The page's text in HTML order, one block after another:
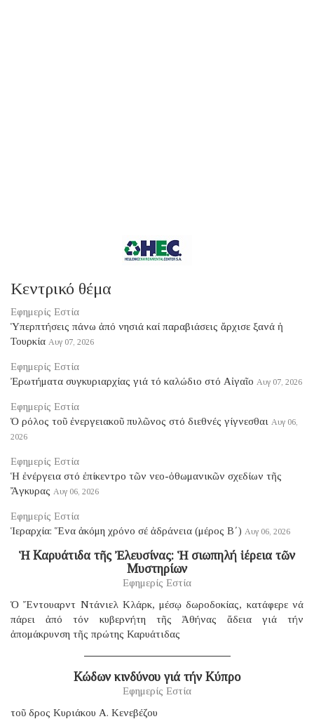
Κεντρικό θέμα
Εφημερίς Εστία
Ὑπερπτήσεις πάνω ἀπό νησιά καί παραβιάσεις ἄρχισε ξανά ἡ
Τουρκία Αυγ 07, 2026
Εφημερίς Εστία
Ἐρωτήματα συγκυριαρχίας γιά τό καλώδιο στό Αἰγαῖο Αυγ 07, 2026
Εφημερίς Εστία
Ὁ ρόλος τοῦ ἐνεργειακοῦ πυλῶνος στό διεθνές γίγνεσθαι Αυγ 06,
2026
Εφημερίς Εστία
Ἡ ἐνέργεια στό ἐπίκεντρο τῶν νεο-ὀθωμανικῶν σχεδίων τῆς
Ἄγκυρας Αυγ 06, 2026
Εφημερίς Εστία
Ἱεραρχία: Ἕνα ἀκόμη χρόνο σέ ἀδράνεια (μέρος B΄) Αυγ 06, 2026
Ἡ Καρυάτιδα τῆς Ἐλευσίνας: Ἡ σιωπηλή ἱέρεια τῶν
Μυστηρίων
Εφημερίς Εστία
Ὁ Ἔντουαρντ Ντάνιελ Κλάρκ, μέσῳ δωροδοκίας, κατάφερε νά
πάρει ἀπό τόν κυβερνήτη τῆς Ἀθήνας ἄδεια γιά τήν
ἀπομάκρυνση τῆς πρώτης Καρυάτιδας
Κώδων κινδύνου γιά τήν Κύπρο
Εφημερίς Εστία
τοῦ δρος Κυριάκου Α. Κενεβέζου